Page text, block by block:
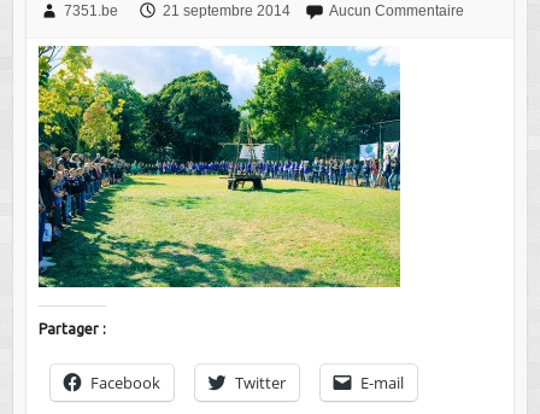
7351.be 21 septembre 2014 Aucun Commentaire
Partager :
Facebook Twitter E-mail